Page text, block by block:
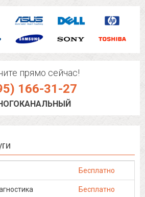
прямо сейчас!
166-31-27
Бесплатно
Бесплатно